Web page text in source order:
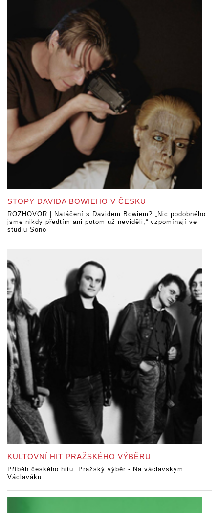
STOPY DAVIDA BOWIEHO V ČESKU
ROZHOVOR | Natáčení s Davidem Bowiem? „Nic podobného
jsme nikdy předtím ani potom už neviděli,“ vzpomínají ve
studiu Sono
KULTOVNÍ HIT PRAŽSKÉHO VÝBĚRU
Příběh českého hitu: Pražský výběr - Na václavskym
Václaváku